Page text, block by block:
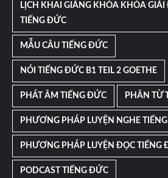
LỊCH KHAI GIẢNG KHÓA KHÓA
TIẾNG ĐỨC
MẪU CÂU TIẾNG ĐỨC
NÓI TIẾNG ĐỨC B1 TEIL 2 GOETHE
PHÁT ÂM TIẾNG ĐỨC PHÂN TỪ
PHƯƠNG PHÁP LUYỆN NGHE
PHƯƠNG PHÁP LUYỆN ĐỌC TIẾNG
PODCAST TIẾNG ĐỨC